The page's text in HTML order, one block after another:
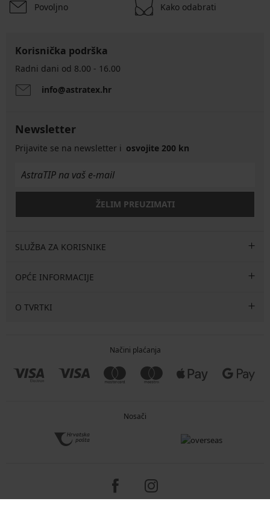
Povoljno Kako odabrati
Korisnička podrška
Radni dani od 8.00 - 16.00
info@astratex.hr
Newsletter
Prijavite se na newsletter i osvojite 200 kn
ŽELIM PREUZIMATI
SLUŽBA ZA KORISNIKE
OPĆE INFORMACIJE
O TVRTKI
Načini plaćanja
Nosači